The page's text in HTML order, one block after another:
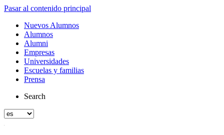
Pasar al contenido principal
Nuevos Alumnos
Alumnos
Alumni
Empresas
Universidades
Escuelas y familias
Prensa
Search